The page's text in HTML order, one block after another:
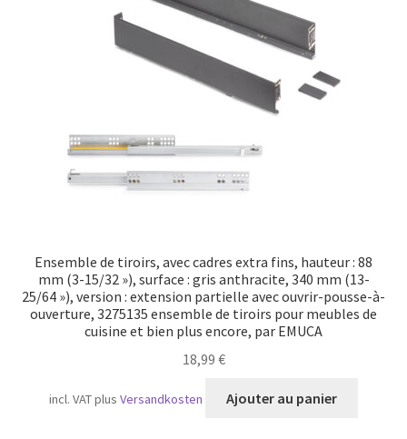
Ensemble de tiroirs, avec cadres extra fins, hauteur : 88
mm (3-15/32 »), surface : gris anthracite, 340 mm (13-
25/64 »), version : extension partielle avec ouvrir-pousse-à-
ouverture, 3275135 ensemble de tiroirs pour meubles de
cuisine et bien plus encore, par EMUCA
18,99 €
incl. VATplusVersandkosten Ajouter au panier